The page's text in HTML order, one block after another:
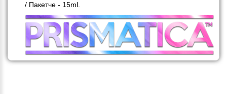
/ Пакетче - 15ml.